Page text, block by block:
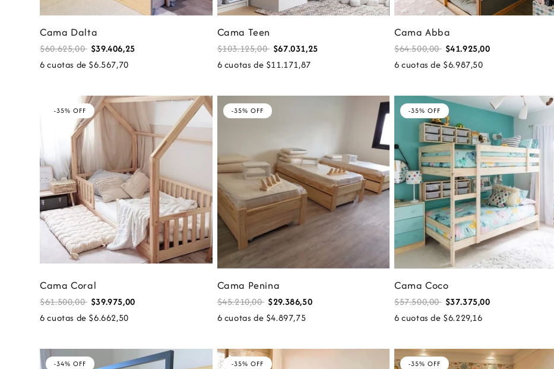
Cama Dalta
$60.625,00 $39.406,25
6 cuotas de $6.567,70
Cama Teen
$103.125,00 $67.031,25
6 cuotas de $11.171,87
Cama Abba
$64.500,00 $41.925,00
6 cuotas de $6.987,50
-35% OFF
Cama Coral
$61.500,00 $39.975,00
6 cuotas de $6.662,50
-35% OFF
Cama Penina
$45.210,00 $29.386,50
6 cuotas de $4.897,75
-35% OFF
Cama Coco
$57.500,00 $37.375,00
6 cuotas de $6.229,16
-34% OFF -35% OFF -35% OFF